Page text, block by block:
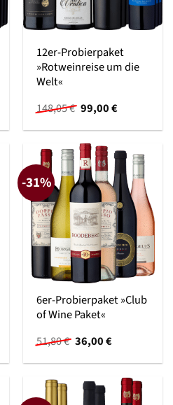
12er-Probierpaket
»Rotweinreise um die
Welt«
148,05€ Ursprünglicher
Preis
war:
148,05 €
99,00€Aktueller
ist:
-31%
6er-Probierpaket »Club
of Wine Paket«
51,80€ Ursprünglicher
Preis
war:
36,00€Aktueller
ist:
36,00 €.